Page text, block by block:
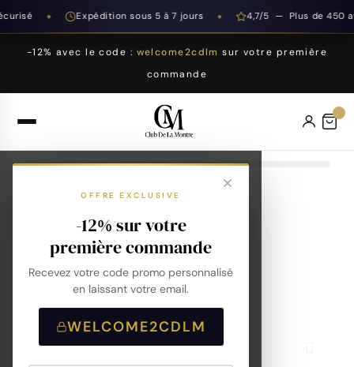
Expédition sous 5 à 7 jours 4,7/5 — Plus de 450
-12% avec le code : welcome2cdlm sur votre première
commande
OFFRE EXCLUSIVE
-12% sur votre
première commande
Recevez votre code promo personnalisé
en laissant votre email.
WELCOME2CDLM